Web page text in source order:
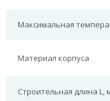
Максимальная
Материал корпуса
Строительная длина L,